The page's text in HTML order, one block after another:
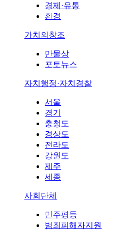
경제·유통
환경
가치의창조
만물상
포토뉴스
자치행정·자치경찰
서울
경기
충청도
경상도
전라도
강원도
제주
세종
사회단체
민주평등
범죄피해자지원